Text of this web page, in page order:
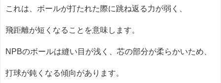
これは、ボールが打たれた際に跳ね返る力が弱く、
飛距離が短くなることを意味します。
NPBのボールは縫い目が浅く、芯の部分が柔らかいため、
打球が鈍くなる傾向があります。